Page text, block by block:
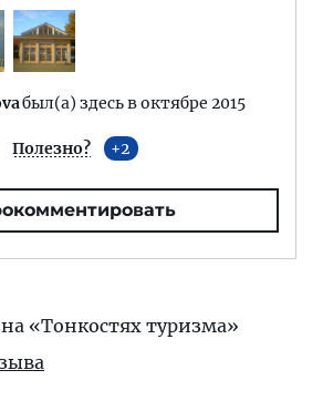
был(а) здесь в октябре 2015
Полезно? 2
на «Тонкостях туризма»